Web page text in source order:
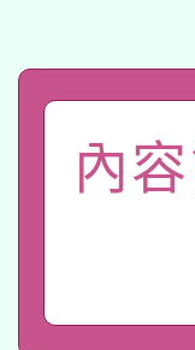
A3
「數
pilot
有
薪
轉
業技
115
內